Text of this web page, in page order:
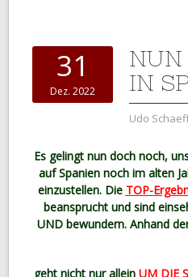
31
Dez. 2022
NUN
IN
Udo
Es gelingt nun doch noch,
auf Spanien noch im alten
einzustellen. Die TOP-
beansprucht und sind
UND bewundern. Anhand
geht nicht nur allein UM DIE